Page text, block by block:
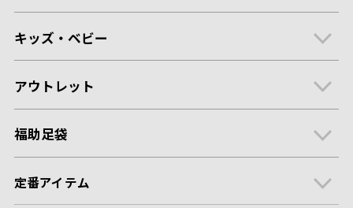
キッズ・ベビー
アウトレット
福助足袋
定番アイテム